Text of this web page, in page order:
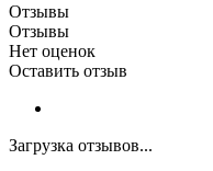
Отзывы
Отзывы
Нет оценок
Оставить отзыв
Загрузка отзывов...